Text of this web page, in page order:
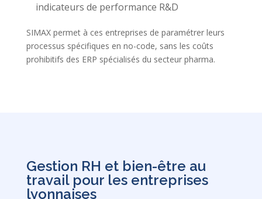
indicateurs de performance R&D
SIMAX permet à ces entreprises de paramétrer leurs
processus spécifiques en no-code, sans les coûts
prohibitifs des ERP spécialisés du secteur pharma.
Gestion RH et bien-être au
travail pour les entreprises
lyonnaises